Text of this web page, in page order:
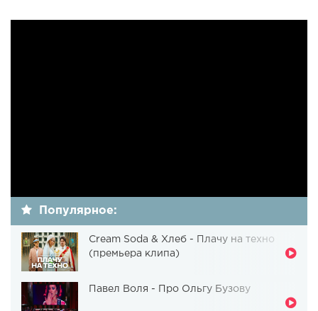
Популярное:
Cream Soda & Хлеб - Плачу на техно
(премьера клипа)
Павел Воля - Про Ольгу Бузову